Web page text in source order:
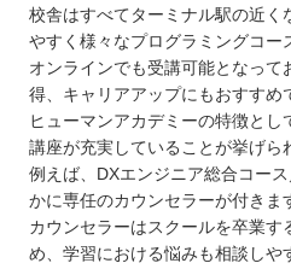
校舎はすべてターミナル駅の近く
やすく様々なプログラミングコー
オンラインでも受講可能となって
得、キャリアアップにもおすすめ
ヒューマンアカデミーの特徴と
講座が充実していることが挙げら
例えば、DXエンジニア総合コー
かに専任のカウンセラーが付きま
カウンセラーはスクールを卒業す
め、学習における悩みも相談しや